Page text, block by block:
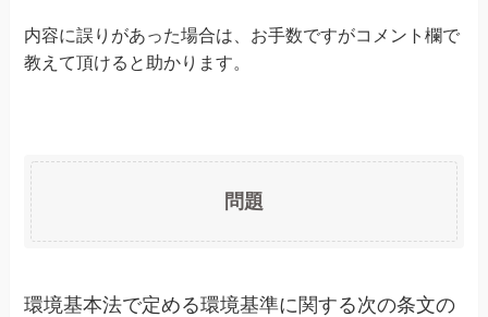
内容に誤りがあった場合は、お手数ですがコメント欄で
教えて頂けると助かります。
問題
環境基本法で定める環境基準に関する次の条文の